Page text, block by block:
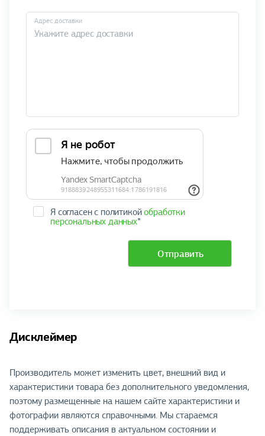
Адрес доставки
Я согласен с политикойобработки
персональных данных*
Отправить
Дисклеймер
Производитель может изменить цвет, внешний вид и
характеристики товара без дополнительного уведомления,
поэтому размещенные на нашем сайте характеристики и
фотографии являются справочными. Мы стараемся
поддерживать описания в актуальном состоянии и